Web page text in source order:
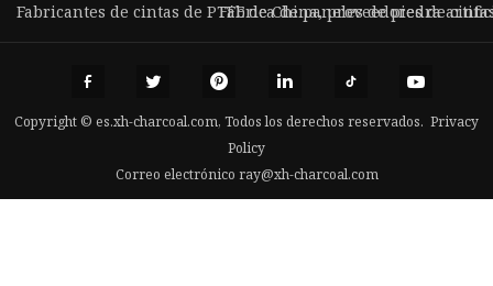
Fabricantes de cintas de PTFE de China, proveedores de
Fábrica de paneles de piedra
Copyright © es.xh-charcoal.com, Todos los derechos reservados. Privacy
Policy
Correo electrónico ray@xh-charcoal.com